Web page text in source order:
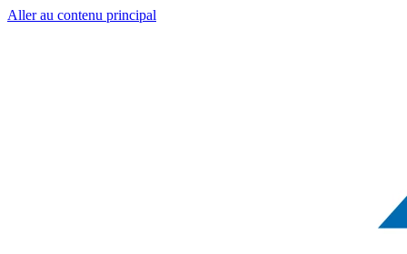
Aller au contenu principal